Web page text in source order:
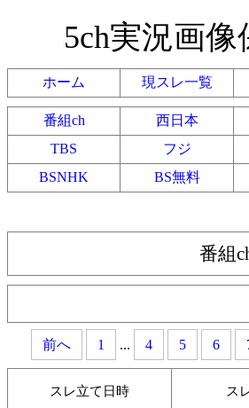
5ch実況画像
ホーム 現スレ一覧
番組ch 西日本
TBS
フジ
BSNHK
BS無料
番組
前へ 1 ... 4 5 6
スレ立て日時 ス